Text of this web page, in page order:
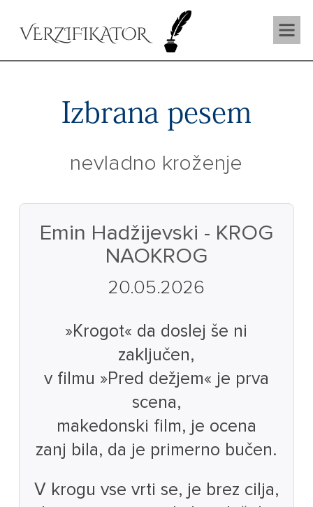
VERZIFIKATOR
Izbrana pesem
nevladno kroženje
Emin Hadžijevski - KROG
NAOKROG
20.05.2026
»Krogot« da doslej še ni
zaključen,
v filmu »Pred dežjem« je prva
scena,
makedonski film, je ocena
zanj bila, da je primerno bučen.
V krogu vse vrti se, je brez cilja,